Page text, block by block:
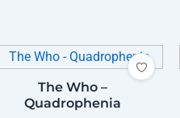
The Who –
Quadrophenia